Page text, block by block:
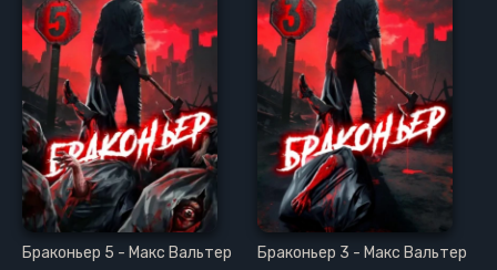
Браконьер 5 - Макс Вальтер Браконьер 3 - Макс Вальтер